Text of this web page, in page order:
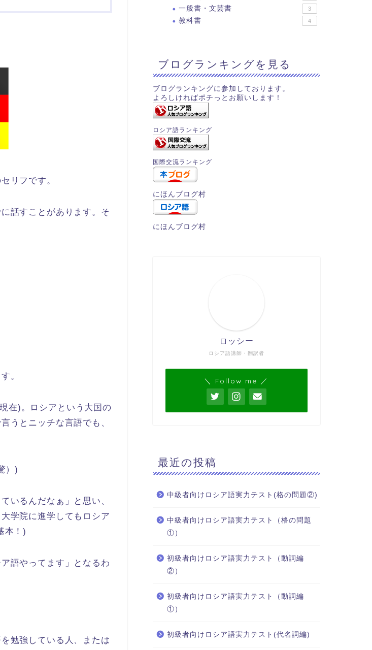
リフです。
話すことがあります。そ
。
在)。ロシアという大国の
うとニッチな言語でも、
）)
いるんだなぁ」と思い、
学院に進学してもロシア
本！)
語やってます」となるわ
勉強している人、または
一般書・文芸書 3
教科書 4
ブログランキングを見る
ブログランキングに参加しております。
よろしければポチっとお願いします！
ロシア語ランキング
国際交流ランキング
にほんブログ村
にほんブログ村
ロシア語講師・翻訳者
ロッシー
＼ Follow me ／
最近の投稿
中級者向けロシア語実力テスト(格の問題②)
中級者向けロシア語実力テスト（格の問題
①）
初級者向けロシア語実力テスト（動詞編
②）
初級者向けロシア語実力テスト（動詞編
①）
初級者向けロシア語実力テスト(代名詞編)